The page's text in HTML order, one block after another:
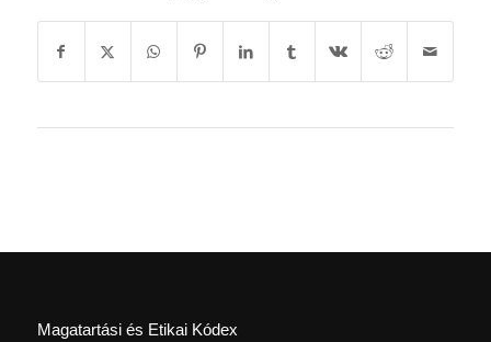
Magatartási és Etikai Kódex